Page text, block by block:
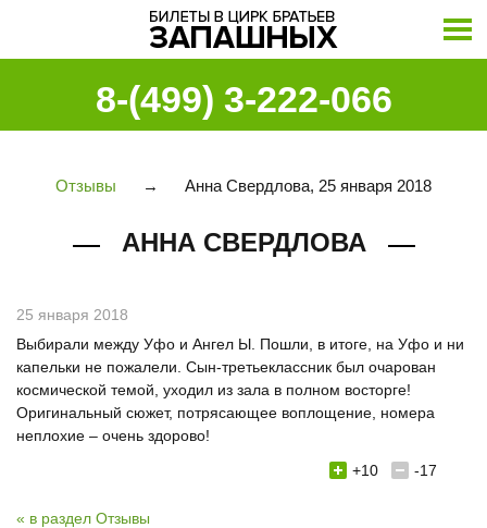
8-(499) 3-222-066
Отзывы → Анна Свердлова, 25 января 2018
АННА СВЕРДЛОВА
25 января 2018
Выбирали между Уфо и Ангел Ы. Пошли, в итоге, на Уфо и ни
капельки не пожалели. Сын-третьеклассник был очарован
космической темой, уходил из зала в полном восторге!
Оригинальный сюжет, потрясающее воплощение, номера
неплохие – очень здорово!
+10
-17
« в раздел Отзывы